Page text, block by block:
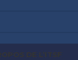
DE L’ITSF